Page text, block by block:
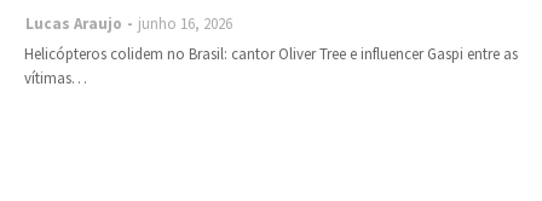
Lucas Araujo
junho 16, 2026
Helicópteros colidem no Brasil: cantor Oliver Tree e influencer Gaspi entre as
vítimas…